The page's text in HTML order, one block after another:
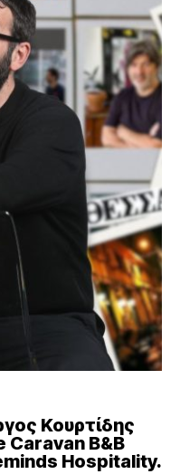
Κουρτίδης
Caravan B&B
Hospitality.